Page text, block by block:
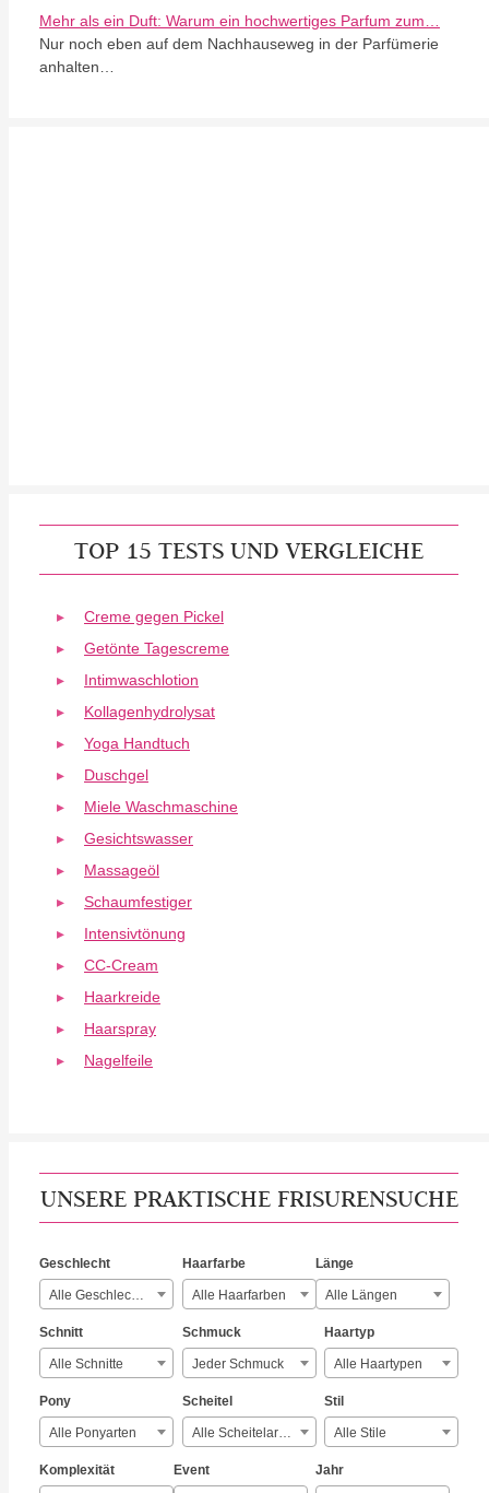
Mehr als ein Duft: Warum ein hochwertiges Parfum zum…
Nur noch eben auf dem Nachhauseweg in der Parfümerie
anhalten…
TOP 15 TESTS UND VERGLEICHE
Creme gegen Pickel
Getönte Tagescreme
Intimwaschlotion
Kollagenhydrolysat
Yoga Handtuch
Duschgel
Miele Waschmaschine
Gesichtswasser
Massageöl
Schaumfestiger
Intensivtönung
CC-Cream
Haarkreide
Haarspray
Nagelfeile
UNSERE PRAKTISCHE FRISURENSUCHE
Geschlecht
Alle Geschlechter
Haarfarbe
Alle Haarfarben
Länge
Alle Längen
Schnitt
Alle Schnitte
Schmuck
Jeder Schmuck
Haartyp
Alle Haartypen
Pony
Alle Ponyarten
Scheitel
Alle Scheitelarten
Stil
Alle Stile
Komplexität Event Jahr